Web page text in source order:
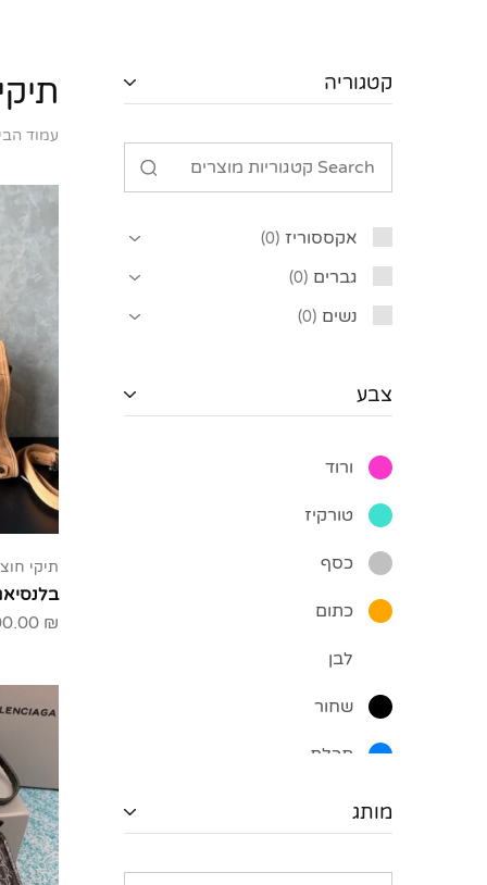
עמוד
תיקי
₪
קטגוריה
אקססוריז 0
גברים 0
נשים 0
צבע
ורוד
טורקיז
כסף
כתום
לבן
שחור
תכלת
מותג